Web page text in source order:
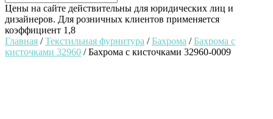
Цены на сайте действительны для юридических лиц и
дизайнеров. Для розничных клиентов применяется
коэффициент 1,8
Главная /Текстильная фурнитура /Бахрома /Бахрома с
кисточками 32960 / Бахрома с кисточками 32960-0009